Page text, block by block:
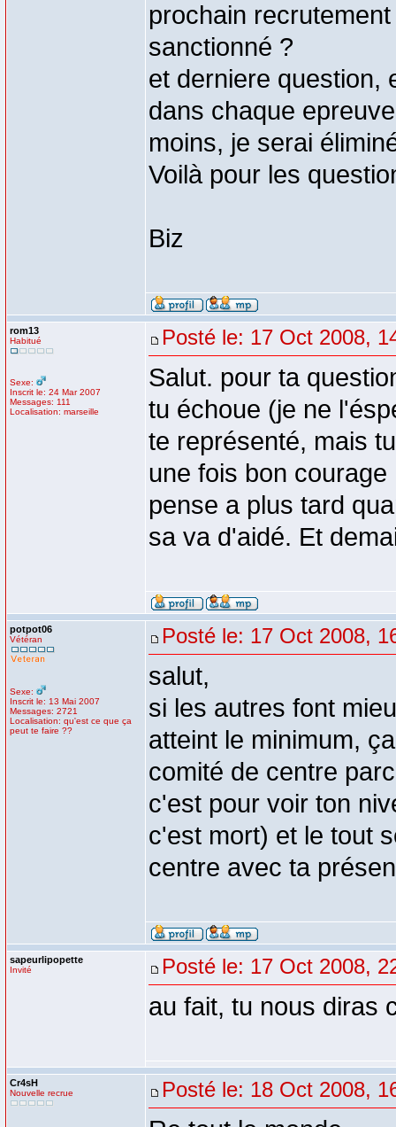
prochain
sanctionné ?
et derniere question,
dans chaque
moins, je serai
Voilà pour les
Biz
rom13
Habitué
Sexe:
Inscrit le: 24 Mar 2007
Messages: 111
Localisation: marseille
Posté le: 17 Oct 2008,
Salut. pour ta
tu échoue (je ne
te représenté, mais
une fois bon
pense a plus tard
sa va d'aidé. Et
potpot06
Vétéran
Sexe:
Inscrit le: 13 Mai 2007
Messages: 2721
Localisation: qu'est ce que ça
peut te faire ??
Posté le: 17 Oct 2008,
salut,
si les autres font
atteint le minimum,
comité de centre
c'est pour voir ton
c'est mort) et le tout
centre avec ta
sapeurlipopette
Invité Posté le: 17 Oct 2008,
au fait, tu nous diras
Cr4sH
Nouvelle recrue Posté le: 18 Oct 2008,